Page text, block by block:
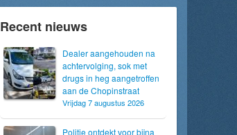
Recent nieuws
Dealer aangehouden na
achtervolging, sok met
drugs in heg aangetroffen
aan de Chopinstraat
Vrijdag 7 augustus 2026
Politie ontdekt voor bijna